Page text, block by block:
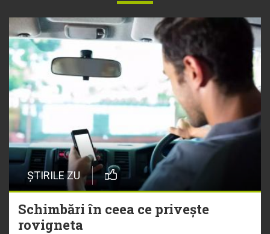
ȘTIRILE ZU
Schimbări în ceea ce privește
rovigneta